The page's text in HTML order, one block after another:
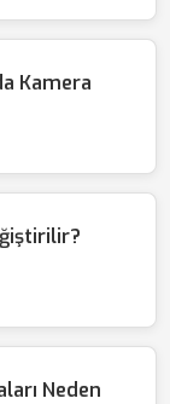
Kamera
Neden